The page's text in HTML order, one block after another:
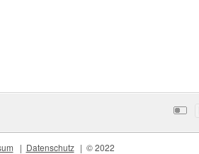
Datenschutz © 2022